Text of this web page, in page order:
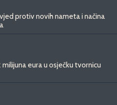
protiv novih nameta i načina
milijuna eura u osječku tvornicu